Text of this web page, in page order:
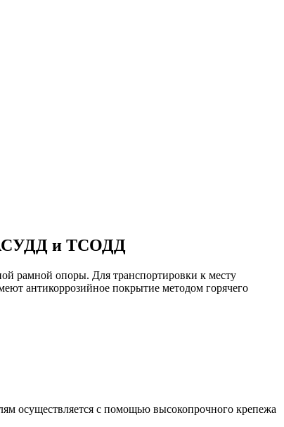
АСУДД и ТСОДД
рамной опоры. Для транспортировки к месту
антикоррозийное покрытие методом горячего
осуществляется с помощью высокопрочного крепежа